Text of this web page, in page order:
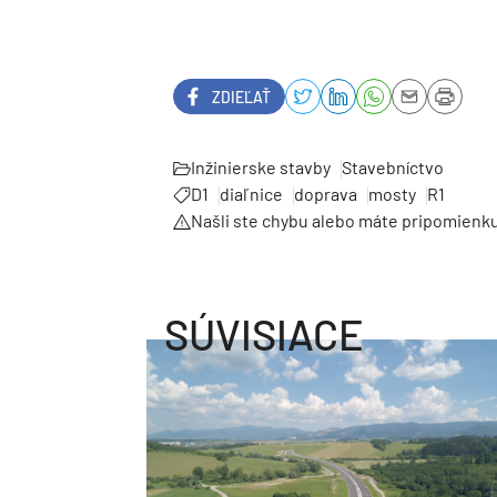
ZDIEĽAŤ
Inžinierske stavby Stavebníctvo
D1
diaľnice doprava mosty R1
Našli ste chybu alebo máte
SÚVISIACE